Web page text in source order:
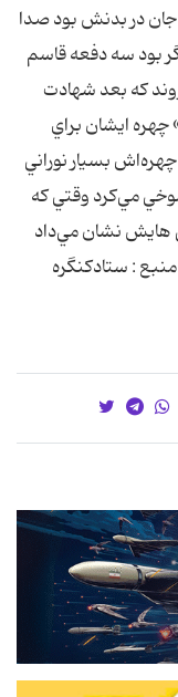
بود حدود 1 الي‌ 2دقيقه‌ جان‌ در بدنش‌ بود صدا
بود سه‌ دفعه‌ قاسم‌
که‌ بعد شهادت‌
ايشان‌ براي‌
بسيار نوراني‌
مي‌کرد وقتي‌ که‌
نشان‌ مي‌داد
: ستادکنگره